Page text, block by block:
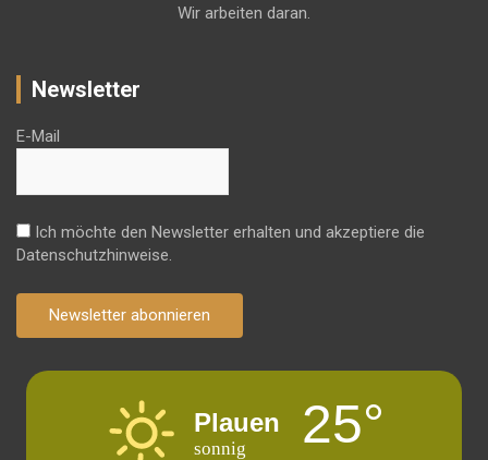
Wir arbeiten daran.
Newsletter
E-Mail
Ich möchte den Newsletter erhalten und akzeptiere die
Datenschutzhinweise.
Newsletter abonnieren
Plauen
sonnig 25°